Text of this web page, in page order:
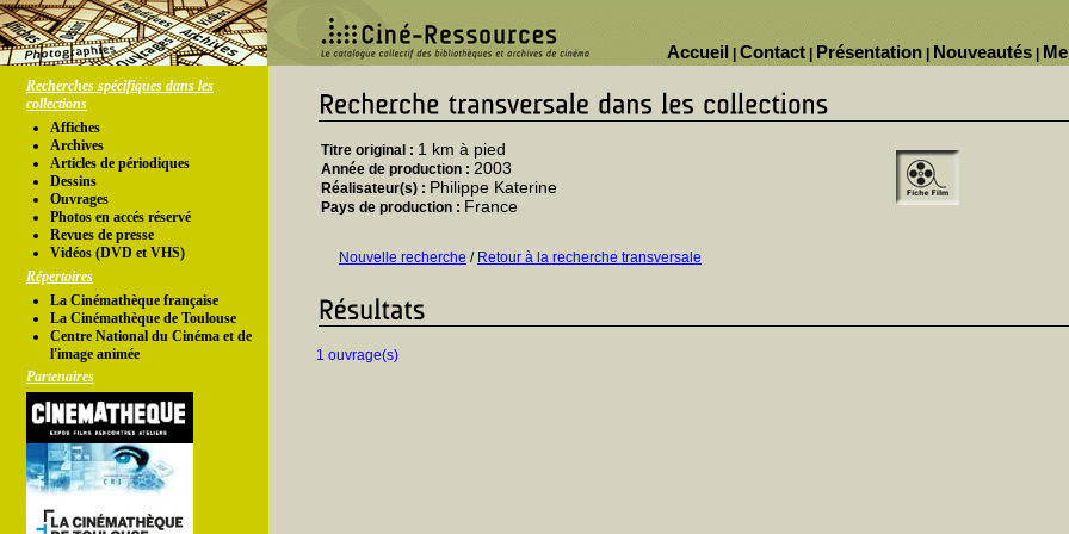
Nouveautés
Présentation
Contact
Accueil
Recherches spécifiques dans les
collections
Affiches
Archives
Articles de périodiques
Dessins
Ouvrages
Photos en accés réservé
Revues de presse
Vidéos (DVD et VHS)
Répertoires
La Cinémathèque française
La Cinémathèque de Toulouse
Centre National du Cinéma et de
l'image animée
Partenaires
Titre original : 1 km à pied
Année de production : 2003
Réalisateur(s) : Philippe Katerine
Pays de production : France
Nouvelle recherche / Retour à la recherche transversale
1 ouvrage(s)